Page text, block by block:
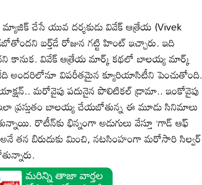
చేసే యువ దర్శకుడు వివేక్ ఆత్రేయ (Vivek
బర్త్‌డే రోజున గట్టి హింట్ ఇచ్చారు. ఇది
కానుక. వివేక్ ఆత్రేయ మార్క్ కథలో బాలయ్య మార్క్
అందరిలోనూ విపరీతమైన క్యూరియాసిటీని పెంచుతోంది.
మరోవైపు పదునైన పొలిటికల్ డ్రామా.. ఇంకోవైపు
ప్రస్తుతం బాలయ్య చేయబోతున్న ఈ మూడు సినిమాలు
రొటీన్‌కు భిన్నంగా అడుగులు వేస్తూ ‘గాడ్ ఆఫ్
తన బిరుదుకు మించి, నటసింహంగా మరోసారి సిల్వర్